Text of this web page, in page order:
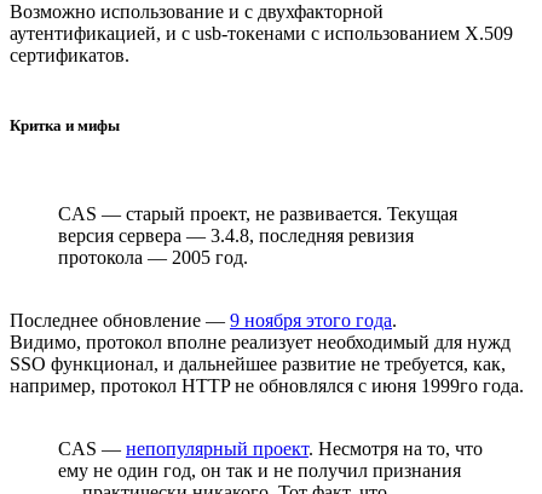
Возможно использование и с двухфакторной
аутентификацией, и с usb-токенами с использованием X.509
сертификатов.
Критка и мифы
CAS — старый проект, не развивается. Текущая
версия сервера — 3.4.8, последняя ревизия
протокола — 2005 год.
Последнее обновление — 9 ноября этого года.
Видимо, протокол вполне реализует необходимый для нужд
SSO функционал, и дальнейшее развитие не требуется, как,
например, протокол HTTP не обновлялся с июня 1999го года.
CAS — непопулярный проект. Несмотря на то, что
ему не один год, он так и не получил признания